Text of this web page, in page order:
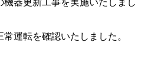
運転を確認いたしました。